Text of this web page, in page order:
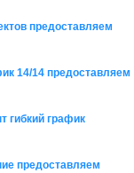
предоставляем
14/14 предоставляем
гибкий график
предоставляем